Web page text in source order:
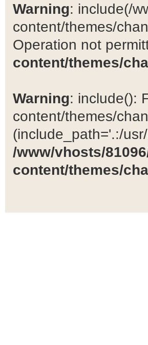
Warning: include(/
content/themes/
Operation not
content/themes/
Warning: include():
content/themes/
(include_path='.:/
/www/vhosts/
content/themes/